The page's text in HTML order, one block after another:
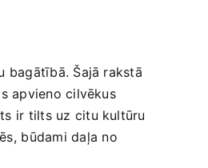
‍bagātībā. Šajā rakstā
apvieno cilvēkus
ir tilts uz citu kultūru
būdami daļa no